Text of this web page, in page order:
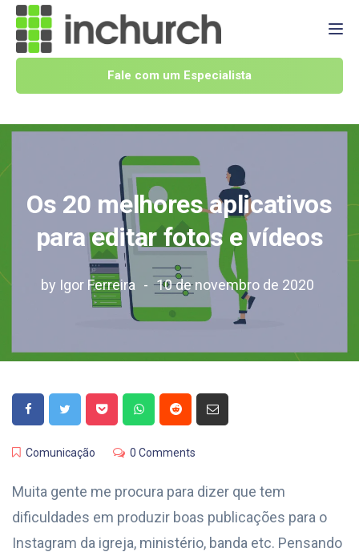
Fale com um Especialista
Os 20 melhores aplicativos
para editar fotos e vídeos
by Igor Ferreira 10 de novembro de 2020
Comunicação 0 Comments
Muita gente me procura para dizer que tem
dificuldades em produzir boas publicações para o
Instagram da igreja, ministério, banda etc. Pensando